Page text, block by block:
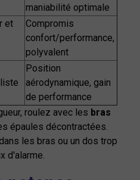
maniabilité optimale
et
Compromis
confort/performance,
polyvalent
Position
aérodynamique, gain
de performance
roulez avec les bras
épaules décontractées.
les bras ou un dos trop
d'alarme.